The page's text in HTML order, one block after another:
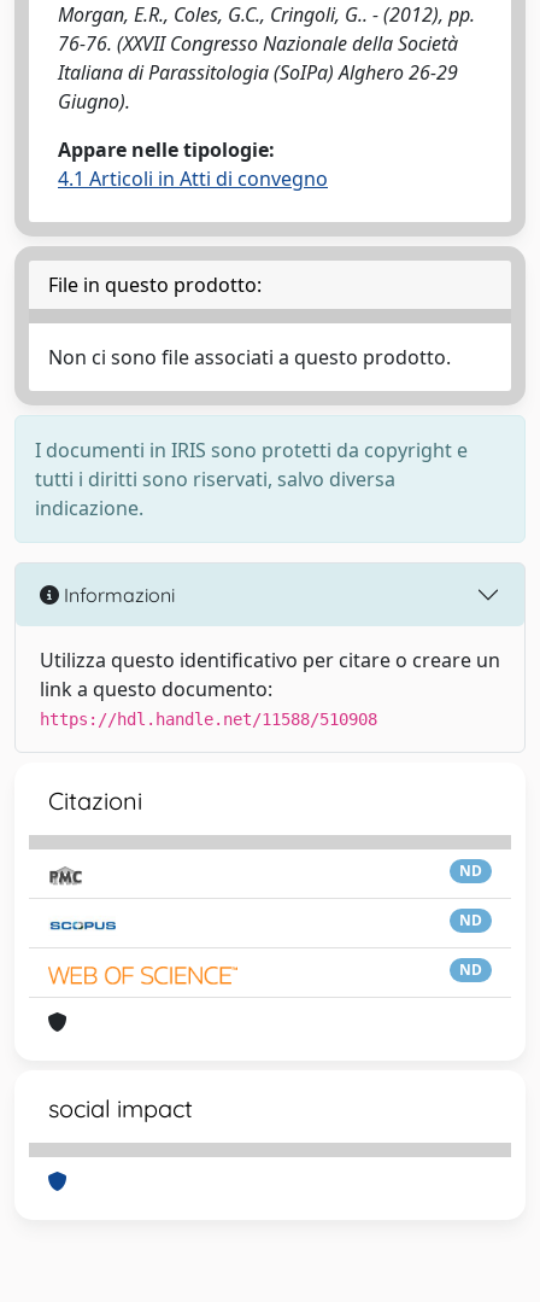
Morgan, E.R., Coles, G.C., Cringoli, G.. - (2012), pp.
76-76. (XXVII Congresso Nazionale della Società
Italiana di Parassitologia (SoIPa) Alghero 26-29
Giugno).
Appare nelle tipologie:
4.1 Articoli in Atti di convegno
File in questo prodotto:
Non ci sono file associati a questo prodotto.
I documenti in IRIS sono protetti da copyright e
tutti i diritti sono riservati, salvo diversa
indicazione.
Informazioni
Utilizza questo identificativo per citare o creare un
link a questo documento:
https://hdl.handle.net/11588/510908
Citazioni
ND
ND
ND
social impact